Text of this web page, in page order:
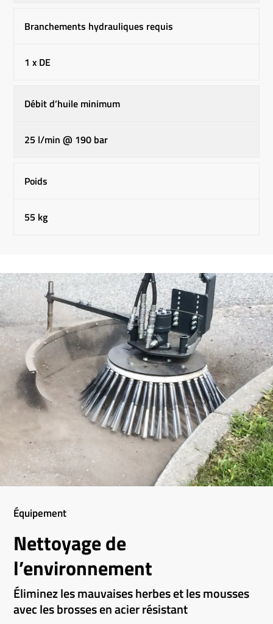
Branchements hydrauliques requis
1 x DE
Débit d’huile minimum
25 l/min @ 190 bar
Poids
55 kg
Équipement
Nettoyage de
l’environnement
Éliminez les mauvaises herbes et les mousses
avec les brosses en acier résistant